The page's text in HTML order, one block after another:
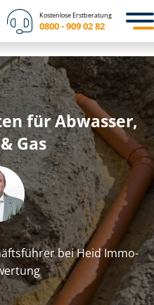
Kostenlose Erstberatung
0800 - 909 02 82
für Abwasser,
Gas
bei Heid Im­mo­